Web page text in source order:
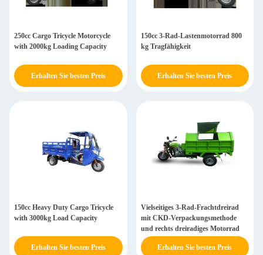
250cc Cargo Tricycle Motorcycle
with 2000kg Loading Capacity
Erhalten Sie besten Preis
150cc 3-Rad-Lastenmotorrad 800
kg Tragfähigkeit
Erhalten Sie besten Preis
150cc Heavy Duty Cargo Tricycle
with 3000kg Load Capacity
Erhalten Sie besten Preis
Vielseitiges 3-Rad-Frachtdreirad
mit CKD-Verpackungsmethode
und rechts dreiradiges Motorrad
Erhalten Sie besten Preis